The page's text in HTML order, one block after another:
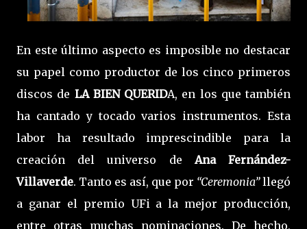
En este último aspecto es imposible no destacar
su papel como productor de los cinco primeros
discos de LA BIEN QUERIDA, en los que también
ha cantado y tocado varios instrumentos. Esta
labor ha resultado imprescindible para la
creación del universo deAna Fernández-
Villaverde. Tanto es así, que por “Ceremonia”llegó
a ganar el premio UFi a la mejor producción,
entre otras muchas nominaciones. De hecho,